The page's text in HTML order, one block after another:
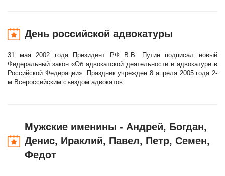
День российской адвокатуры
31 мая 2002 года Президент РФ В.В. Путин подписал новый
Федеральный закон «Об адвокатской деятельности и адвокатуре в
Российской Федерации». Праздник учрежден 8 апреля 2005 года 2-
м Всероссийским съездом адвокатов.
Мужские именины - Андрей, Богдан,
Денис, Ираклий, Павел, Петр, Семен,
Федот